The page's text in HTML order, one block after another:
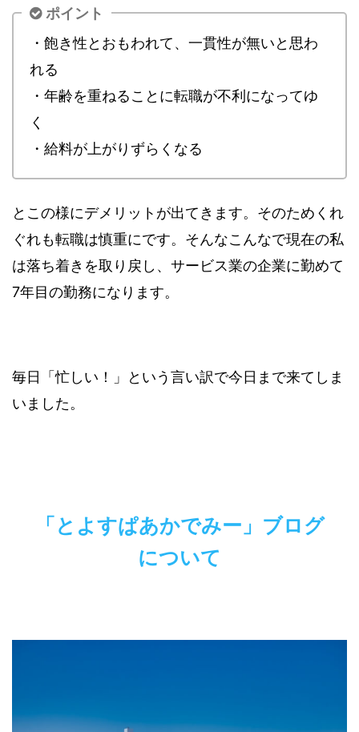
ポイント
・飽き性とおもわれて、一貫性が無いと思わ
れる
・年齢を重ねることに転職が不利になってゆ
く
・給料が上がりずらくなる
とこの様にデメリットが出てきます。そのためくれ
ぐれも転職は慎重にです。そんなこんなで現在の私
は落ち着きを取り戻し、サービス業の企業に勤めて
7年目の勤務になります。
毎日「忙しい！」という言い訳で今日まで来てしま
いました。
「とよすぱあかでみー」ブログ
について